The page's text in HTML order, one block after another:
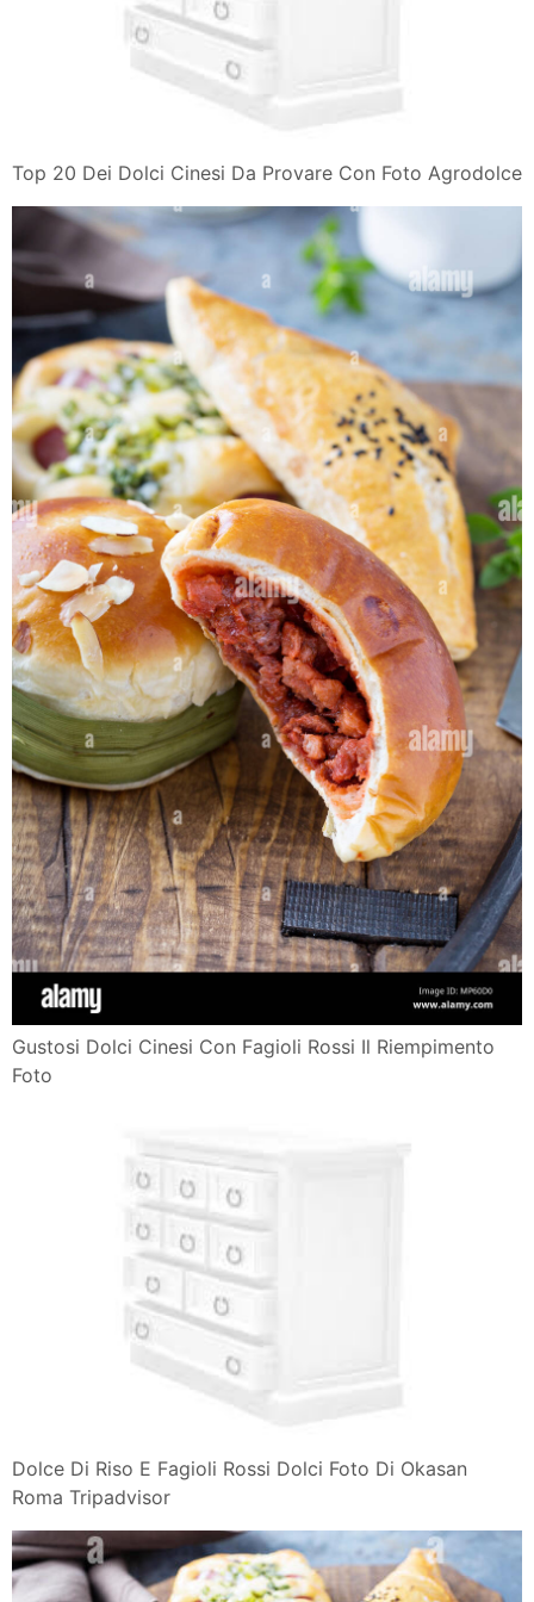
Top 20 Dei Dolci Cinesi Da Provare Con Foto Agrodolce
Gustosi Dolci Cinesi Con Fagioli Rossi Il Riempimento
Foto
Dolce Di Riso E Fagioli Rossi Dolci Foto Di Okasan
Roma Tripadvisor